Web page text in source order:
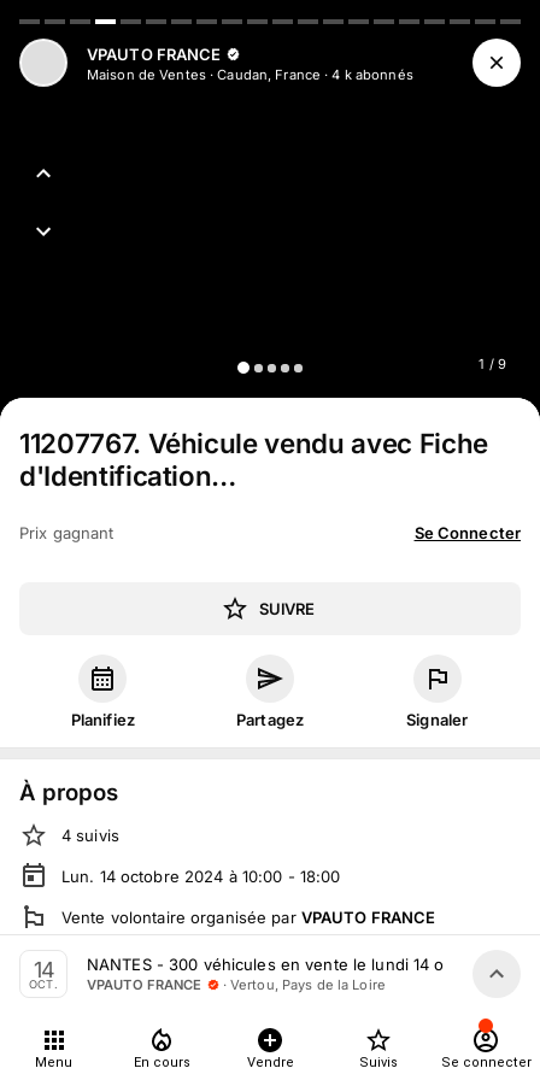
1 / 9
VPAUTO FRANCE
Maison de Ventes·Caudan, France ·4 kabonnés
11207767. Véhicule vendu avec Fiche
d'Identification…
Prix gagnant Se Connecter
SUIVRE
Planifiez Partagez Signaler
À propos
4 suivis
Lun. 14 octobre 2024 à 10:00 - 18:00
Vente volontaire organisée par VPAUTO FRANCE
En salle :362 Rte de Clisson, 44120 Vertou, France
Tout le monde peut participer
14
OCT.
NANTES - 300 véhicules en vente le lundi 14 octobre
VPAUTO FRANCE · Vertou, Pays de la Loire
Menu En cours Vendre Suivis Se connecter